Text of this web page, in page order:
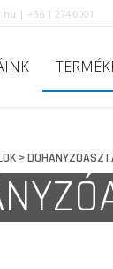
| +36 1 274 0001
>